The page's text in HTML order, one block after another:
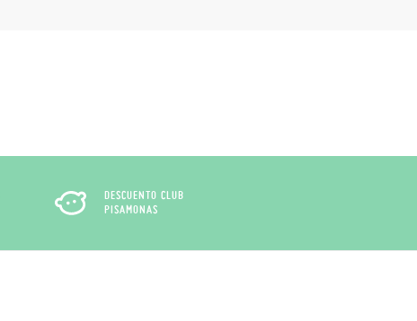
DESCUENTO CLUB
PISAMONAS